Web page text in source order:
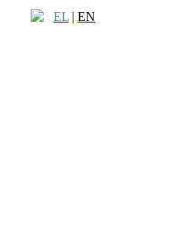
EL | EN